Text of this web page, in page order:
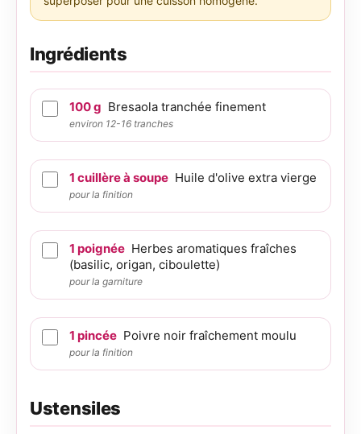
Ingrédients
100g Bresaola tranchée finement
environ 12-16 tranches
1 cuillère à soupe Huile d'olive extra vierge
pour la finition
1 poignée Herbes aromatiques fraîches
(basilic, origan, ciboulette)
pour la garniture
1 pincée Poivre noir fraîchement moulu
pour la finition
Ustensiles